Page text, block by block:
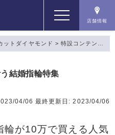
店舗情報
トダイヤモンド > 特設コンテンツ
結婚指輪特集
04/06 最終更新日: 2023/04/06
輪が10万で買える人気